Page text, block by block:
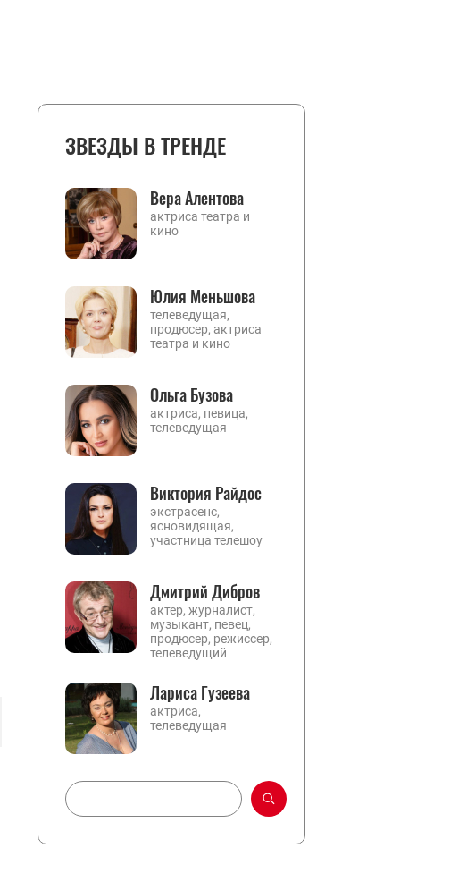
ЗВЕЗДЫ В ТРЕНДЕ
Вера Алентова
актриса театра и
кино
Юлия Меньшова
телеведущая,
продюсер, актриса
театра и кино
Ольга Бузова
актриса, певица,
телеведущая
Виктория Райдос
экстрасенс,
ясновидящая,
участница телешоу
Дмитрий Дибров
актер, журналист,
музыкант, певец,
продюсер, режиссер,
телеведущий
Лариса Гузеева
актриса,
телеведущая